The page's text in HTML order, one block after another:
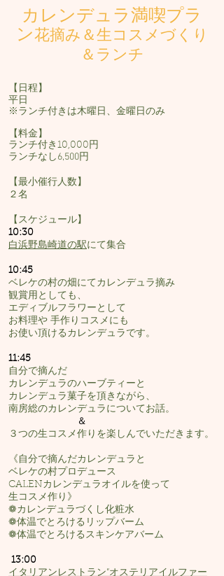
カレンデュラ満喫プラ
ン花摘み＆生コスメづくり
＆ランチ
【日程】
​平日
※ランチ付きは木曜日、金曜日のみ
【料金】
ランチ付き10,000円
​ランチなし6,500円
【最小催行人数】
２名
【スケジュール】
10:30
白浜野島崎道の駅にて集合
10:45
ベレケの村の畑にてカレンデュラ摘み
観賞用としても、
エディブルフラワーとして
お料理や 手作りコスメにも
お使い頂けるカレンデュラです。
11:45
自分で摘んだ
カレンデュラのハーブティーと
カレンデュラ菓子を頂きながら、
南房総のカレンデュラについてお話。
＆
３つの生コスメ作りを楽しんでいただきます。
《自分で摘んだカレンデュラと
ベレケの村プロデュース
CALENカレンデュラ オイルを使って
生コスメ作り》
❁カレンデュラづくし化粧水
❁体温でとろけるリップバーム
❁体温でとろけるスキンケアバーム
13:00
イタリアンレストラン”オステリアイルファー